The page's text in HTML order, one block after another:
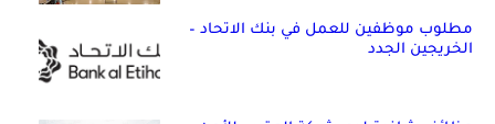
مطلوب موظفين للعمل في بنك الاتحاد –
الخريجين الجدد